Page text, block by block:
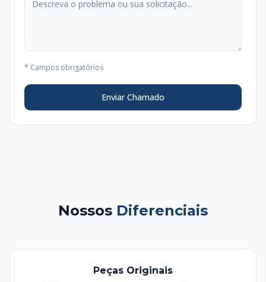
* Campos obrigatórios
Enviar Chamado
Nossos Diferenciais
Peças Originais